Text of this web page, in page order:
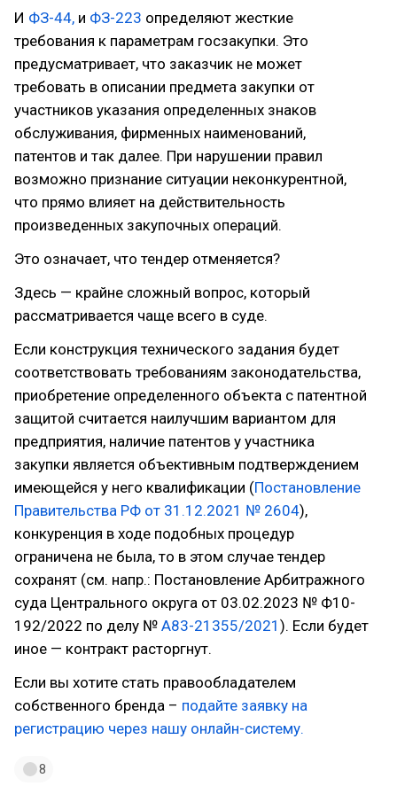
И ФЗ-44, и ФЗ-223 определяют жесткие
требования к параметрам госзакупки. Это
предусматривает, что заказчик не может
требовать в описании предмета закупки от
участников указания определенных знаков
обслуживания, фирменных наименований,
патентов и так далее. При нарушении правил
возможно признание ситуации неконкурентной,
что прямо влияет на действительность
произведенных закупочных операций.
Это означает, что тендер отменяется?
Здесь — крайне сложный вопрос, который
рассматривается чаще всего в суде.
Если конструкция технического задания будет
соответствовать требованиям законодательства,
приобретение определенного объекта с патентной
защитой считается наилучшим вариантом для
предприятия, наличие патентов у участника
закупки является объективным подтверждением
имеющейся у него квалификации (Постановление
Правительства РФ от 31.12.2021 № 2604),
конкуренция в ходе подобных процедур
ограничена не была, то в этом случае тендер
сохранят (см. напр.: Постановление Арбитражного
суда Центрального округа от 03.02.2023 № Ф10-
192/2022 по делу № А83-21355/2021 ). Если будет
иное — контракт расторгнут.
Если вы хотите стать правообладателем
собственного бренда – подайте заявку на
регистрацию через нашу онлайн-систему.
8